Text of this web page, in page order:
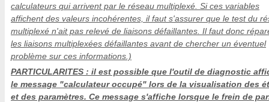
calculateurs qui arrivent par le réseau multiplexé. Si ces variables
affichent des valeurs incohérentes, il faut s'assurer que le test du
multiplexé n'ait pas relevé de liaisons défaillantes. Il faut donc
les liaisons multiplexées défaillantes avant de chercher un éventuel
problème sur ces informations.)
PARTICULARITES : il est possible que l'outil de diagnostic
le message "calculateur occupé" lors de la visualisation des
et des paramètres. Ce message s'affiche lorsque le frein de